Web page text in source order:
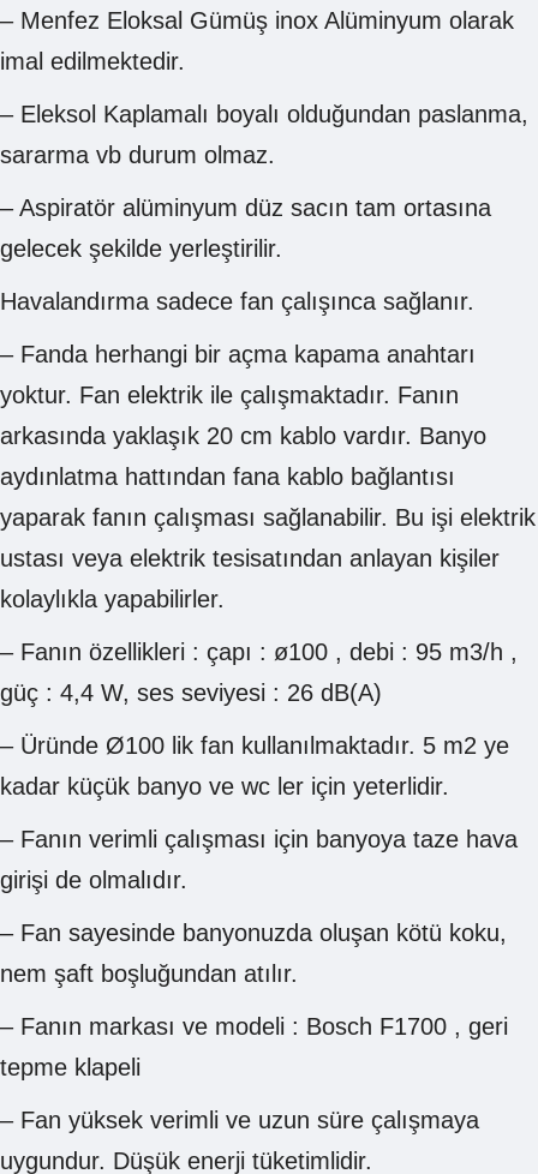
– Menfez Eloksal Gümüş inox Alüminyum olarak
imal edilmektedir.
– Eleksol Kaplamalı boyalı olduğundan paslanma,
sararma vb durum olmaz.
– Aspiratör alüminyum düz sacın tam ortasına
gelecek şekilde yerleştirilir.
Havalandırma sadece fan çalışınca sağlanır.
– Fanda herhangi bir açma kapama anahtarı
yoktur. Fan elektrik ile çalışmaktadır. Fanın
arkasında yaklaşık 20 cm kablo vardır. Banyo
aydınlatma hattından fana kablo bağlantısı
yaparak fanın çalışması sağlanabilir. Bu işi elektrik
ustası veya elektrik tesisatından anlayan kişiler
kolaylıkla yapabilirler.
– Fanın özellikleri : çapı : ø100 , debi : 95 m3/h ,
güç : 4,4 W, ses seviyesi : 26 dB(A)
– Üründe Ø100 lik fan kullanılmaktadır. 5 m2 ye
kadar küçük banyo ve wc ler için yeterlidir.
– Fanın verimli çalışması için banyoya taze hava
girişi de olmalıdır.
– Fan sayesinde banyonuzda oluşan kötü koku,
nem şaft boşluğundan atılır.
– Fanın markası ve modeli : Bosch F1700 , geri
tepme klapeli
– Fan yüksek verimli ve uzun süre çalışmaya
uygundur. Düşük enerji tüketimlidir.